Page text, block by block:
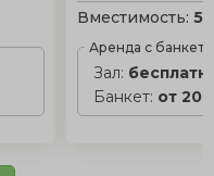
Вместимость:5
Аренда с
Зал:
Банкет: от